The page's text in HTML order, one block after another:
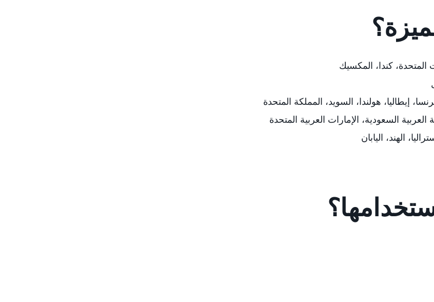
المتحدة، كندا، المكسيك
فرنسا، إيطاليا، هولندا، السويد، المملكة المتحدة
العربية السعودية، الإمارات العربية المتحدة
الهند، اليابان